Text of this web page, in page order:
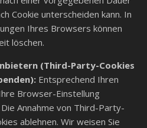
Cookie unterscheiden kann. In
Ihres Browsers können
löschen.
(Third-Party-Cookies
Entsprechend Ihren
Browser-Einstellung
Annahme von Third-Party-
ablehnen. Wir weisen Sie